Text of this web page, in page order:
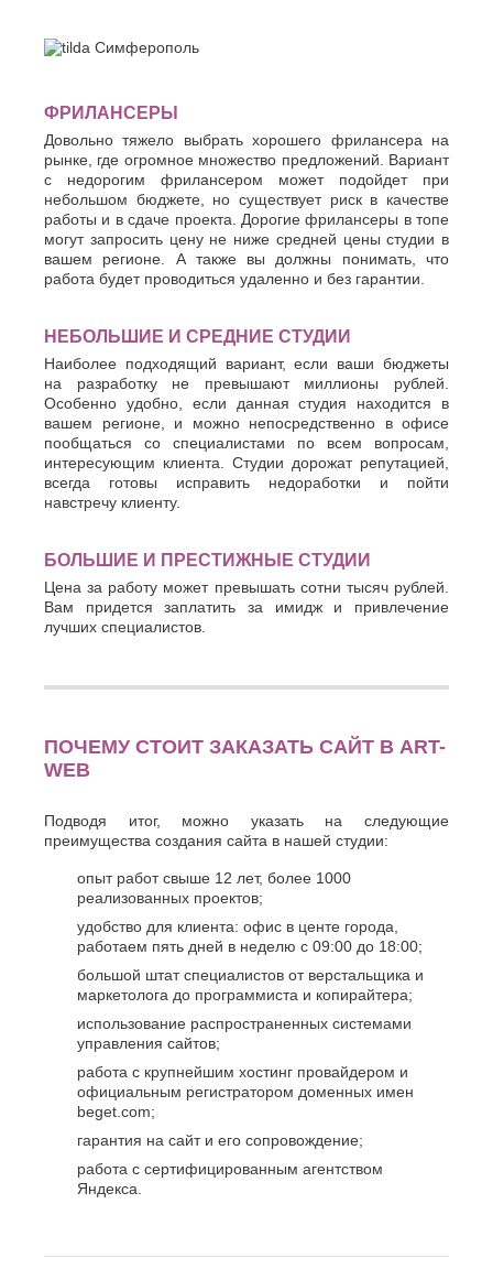
ФРИЛАНСЕРЫ
Довольно тяжело выбрать хорошего фрилансера на
рынке, где огромное множество предложений. Вариант
с недорогим фрилансером может подойдет при
небольшом бюджете, но существует риск в качестве
работы и в сдаче проекта. Дорогие фрилансеры в топе
могут запросить цену не ниже средней цены студии в
вашем регионе. А также вы должны понимать, что
работа будет проводиться удаленно и без гарантии.
НЕБОЛЬШИЕ И СРЕДНИЕ СТУДИИ
Наиболее подходящий вариант, если ваши бюджеты
на разработку не превышают миллионы рублей.
Особенно удобно, если данная студия находится в
вашем регионе, и можно непосредственно в офисе
пообщаться со специалистами по всем вопросам,
интересующим клиента. Студии дорожат репутацией,
всегда готовы исправить недоработки и пойти
навстречу клиенту.
БОЛЬШИЕ И ПРЕСТИЖНЫЕ СТУДИИ
Цена за работу может превышать сотни тысяч рублей.
Вам придется заплатить за имидж и привлечение
лучших специалистов.
ПОЧЕМУ СТОИТ ЗАКАЗАТЬ САЙТ В ART-
WEB
Подводя итог, можно указать на следующие
преимущества создания сайта в нашей студии:
опыт работ свыше 12 лет, более 1000
реализованных проектов;
удобство для клиента: офис в центе города,
работаем пять дней в неделю с 09:00 до 18:00;
большой штат специалистов от верстальщика и
маркетолога до программиста и копирайтера;
использование распространенных системами
управления сайтов;
работа с крупнейшим хостинг провайдером и
официальным регистратором доменных имен
beget.com;
гарантия на сайт и его сопровождение;
работа с сертифицированным агентством
Яндекса.